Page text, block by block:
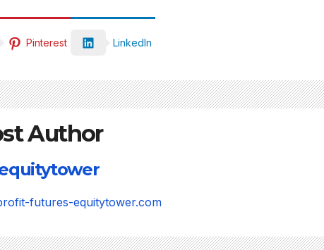
Pinterest LinkedIn
Author
futures-equitytower.com